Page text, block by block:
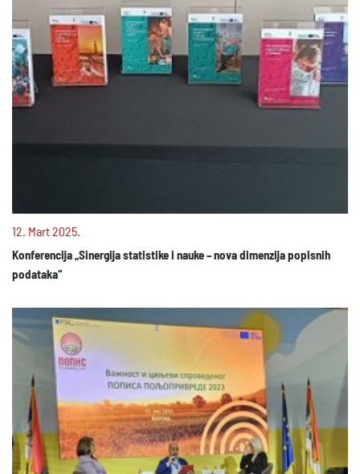
12. Mart 2025.
Konferencija „Sinergija statistike i nauke – nova dimenzija popisnih
podataka“